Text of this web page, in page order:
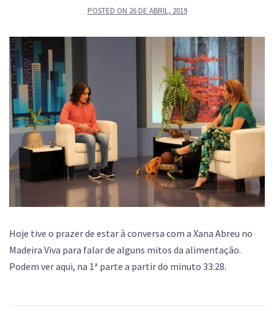
POSTED ON 26 DE ABRIL, 2019
Hoje tive o prazer de estar à conversa com a Xana Abreu no
Madeira Viva para falar de alguns mitos da alimentação.
Podem ver aqui, na 1ª parte a partir do minuto 33:28.